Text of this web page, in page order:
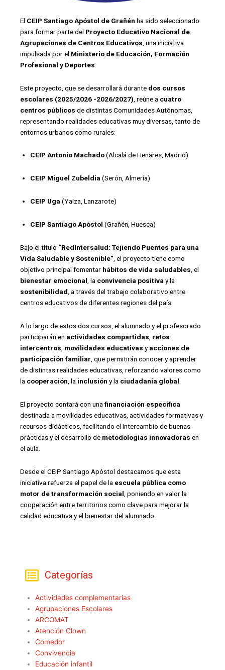
El CEIP Santiago Apóstol de Grañén ha sido seleccionado
para formar parte del Proyecto Educativo Nacional de
Agrupaciones de Centros Educativos , una iniciativa
impulsada por el Ministerio de Educación, Formación
Profesional y Deportes
Este proyecto, que se desarrollará durante dos cursos
escolares (2025/2026 -2026/2027) , reúne a cuatro
centros públicos de distintas Comunidades Autónomas,
representando realidades educativas muy diversas, tanto de
entornos urbanos como rurales:
CEIP Antonio Machado(Alcalá de Henares, Madrid)
CEIP Miguel Zubeldia (Serón, Almería)
CEIP Uga (Yaiza, Lanzarote)
CEIP Santiago Apóstol (Grañén, Huesca)
Bajo el título “RedIntersalud: Tejiendo Puentes para una
Vida Saludable y Sostenible” , el proyecto tiene como
objetivo principal fomentar hábitos de vida saludables , el
bienestar emocional , la convivencia positiva y la
sostenibilidad , a través del trabajo colaborativo entre
centros educativos de diferentes regiones del país.
A lo largo de estos dos cursos, el alumnado y el profesorado
participarán en actividades compartidas retos
intercentros movilidades educativas yacciones de
participación familiar , que permitirán conocer y aprender
de distintas realidades educativas, reforzando valores como
la cooperación , la inclusión y la ciudadanía global
El proyecto contará con una financiación específica
destinada a movilidades educativas, actividades formativas y
recursos didácticos, facilitando el intercambio de buenas
prácticas y el desarrollo de metodologías innovadoras en
el aula.
Desde el CEIP Santiago Apóstol destacamos que esta
iniciativa refuerza el papel de la escuela pública como
motor de transformación social , poniendo en valor la
cooperación entre territorios como clave para mejorar la
calidad educativa y el bienestar del alumnado.
Categorías
Actividades complementarias
Agrupaciones Escolares
ARCOMAT
Atención Clown
Comedor
Convivencia
Educación infantil